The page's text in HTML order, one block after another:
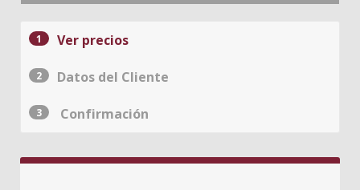
1 Ver precios
2 Datos del Cliente
3 Confirmación